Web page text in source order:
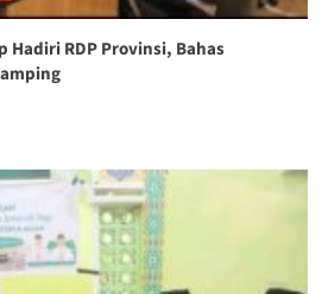
Hadiri RDP Provinsi, Bahas